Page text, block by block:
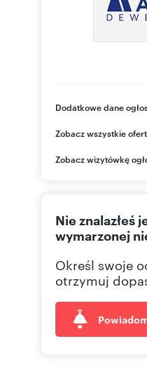
Dodatkowe dane
ul. Jerzmanowska 18
71 310
Zobacz wszystkie
Zobacz wizytówkę
Nie znalazłeś
wymarzonej
Określ swoje
otrzymuj